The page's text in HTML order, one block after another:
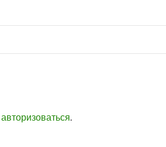
авторизоваться